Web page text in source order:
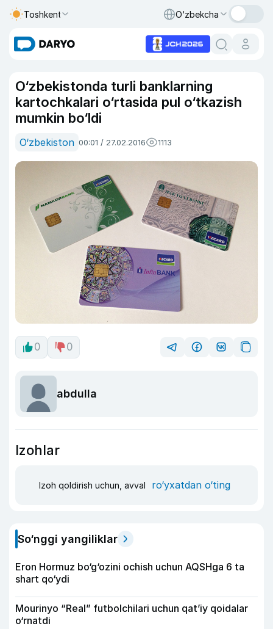
Toshkent O‘zbekcha
O‘zbekistonda turli banklarning
kartochkalari o‘rtasida pul o‘tkazish
mumkin bo‘ldi
O‘zbekiston 00:01 / 27.02.2016 1113
0 0
abdulla
Izohlar
Izoh qoldirish uchun, avval ro‘yxatdan o‘ting
So‘nggi yangiliklar
Eron Hormuz bo‘g‘ozini ochish uchun AQSHga 6 ta
shart qo‘ydi
Mourinyo “Real” futbolchilari uchun qat’iy qoidalar
o‘rnatdi